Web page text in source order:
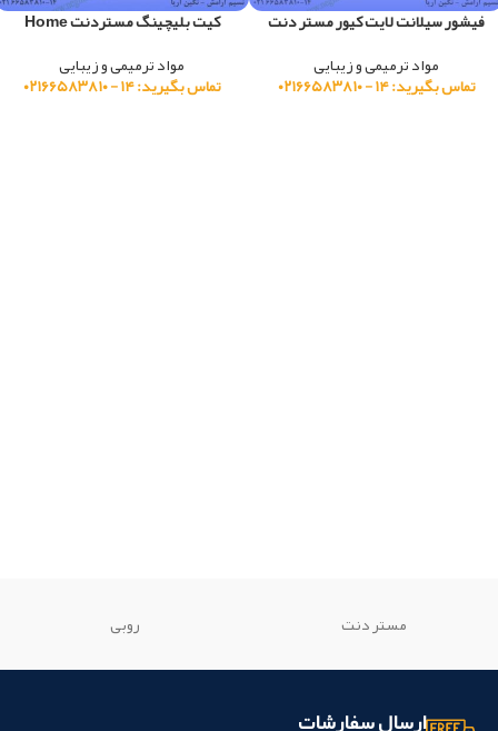
فیشور سیلانت لایت کیور مستر دنت
مواد ترمیمی و زیبایی
تماس بگیرید: ۱۴ - ۰۲۱۶۶۵۸۳۸۱۰
کیت بلیچینگ مستردنت Home
مواد ترمیمی و زیبایی
تماس بگیرید: ۱۴ - ۰۲۱۶۶۵۸۳۸۱۰
مستر دنت روبی
ارسال سفارشات